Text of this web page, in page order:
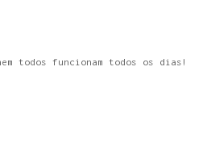
todos funcionam todos os dias!